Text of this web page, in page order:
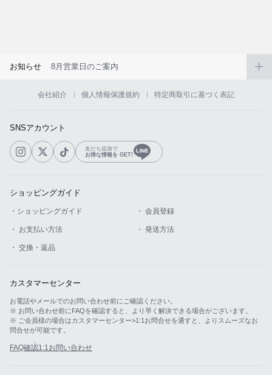
お知らせ 8月営業日のご案内
会社紹介 個人情報保護規約 特定商取引に基づく表記
SNSアカウント
友だち追加で
お得な情報を GET!
ショッピングガイド
・ショッピングガイド ・ 会員登録
・ お支払い方法 ・ 発送方法
・ 交換・返品
カスタマーセンター
お電話やメールでのお問い合わせ前にご確認ください。
※ お問い合わせ前にFAQを確認すると、より早く解決できる場合がございます。
※ ご会員様の場合はカスタマーセンター>1:1お問合せを通すと、よりスムーズなお
問合せが可能です。
FAQ確認1:1お問い合わせ